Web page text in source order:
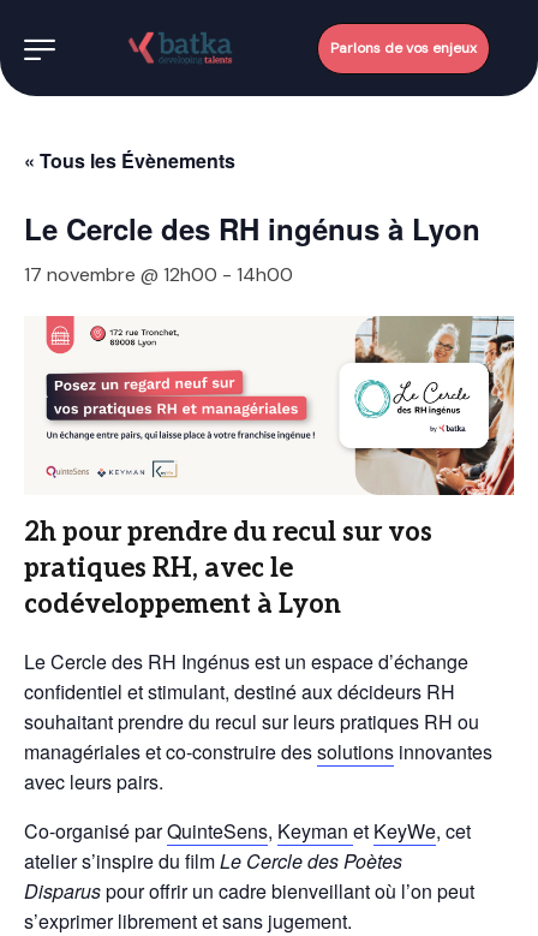
Parlons de vos enjeux
« Tous les Évènements
Le Cercle des RH ingénus à Lyon
17 novembre @ 12h00 - 14h00
2h pour prendre du recul sur vos
pratiques RH, avec le
codéveloppement à Lyon
Le Cercle des RH Ingénus est un espace d’échange
confidentiel et stimulant, destiné aux décideurs RH
souhaitant prendre du recul sur leurs pratiques RH ou
managériales et co-construire dessolutions innovantes
avec leurs pairs.
Co-organisé parQuinteSens, Keyman et KeyWe, cet
atelier s’inspire du filmLe Cercle des Poètes
Disparuspour offrir un cadre bienveillant où l’on peut
s’exprimer librement et sans jugement.